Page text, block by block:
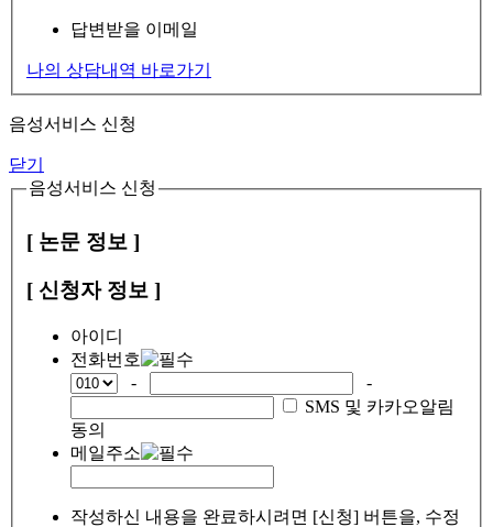
답변받을 이메일
나의 상담내역 바로가기
음성서비스 신청
닫기
음성서비스 신청
[ 논문 정보 ]
[ 신청자 정보 ]
아이디
전화번호
-
-
SMS 및 카카오알림
동의
메일주소
작성하신 내용을 완료하시려면 [신청] 버튼을, 수정